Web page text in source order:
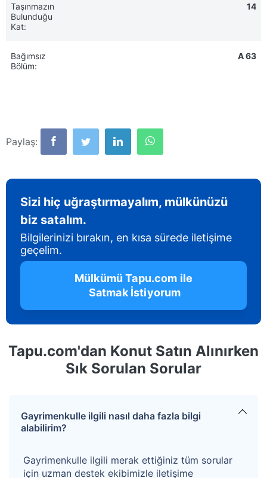
Taşınmazın
Bulunduğu
Kat:
14
Bağımsız
Bölüm:
A 63
Paylaş:
Sizi hiç uğraştırmayalım, mülkünüzü
biz satalım.
Bilgilerinizi bırakın, en kısa sürede iletişime
geçelim.
Mülkümü Tapu.com ile
Satmak İstiyorum
Tapu.com'dan Konut Satın Alınırken
Sık Sorulan Sorular
Gayrimenkulle ilgili nasıl daha fazla bilgi
alabilirim?
Gayrimenkulle ilgili merak ettiğiniz tüm sorular
için uzman destek ekibimizle iletişime